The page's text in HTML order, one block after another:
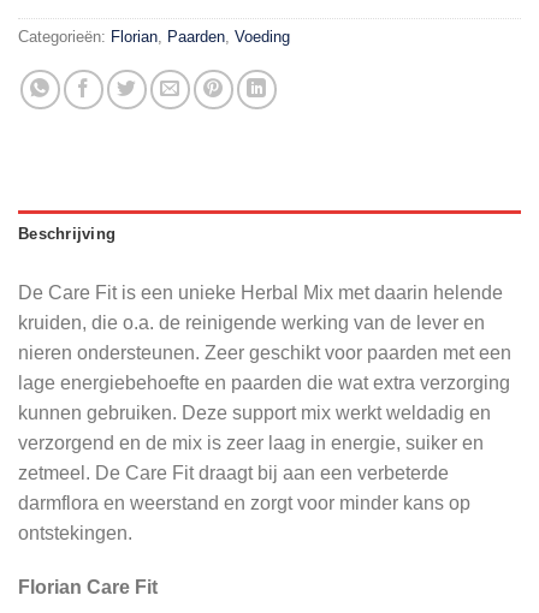
Categorieën: Florian Paarden Voeding
Beschrijving
De Care Fit is een unieke Herbal Mix met daarin helende
kruiden, die o.a. de reinigende werking van de lever en
nieren ondersteunen. Zeer geschikt voor paarden met een
lage energiebehoefte en paarden die wat extra verzorging
kunnen gebruiken. Deze support mix werkt weldadig en
verzorgend en de mix is zeer laag in energie, suiker en
zetmeel. De Care Fit draagt bij aan een verbeterde
darmflora en weerstand en zorgt voor minder kans op
ontstekingen.
Florian Care Fit